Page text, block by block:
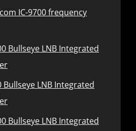
IC-9700 frequency
Bullseye LNB Integrated
Bullseye LNB Integrated
Bullseye LNB Integrated